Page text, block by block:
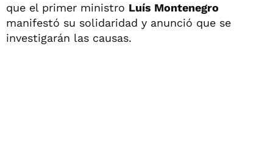
que el primer ministro Luís Montenegro
manifestó su solidaridad y anunció que se
investigarán las causas.